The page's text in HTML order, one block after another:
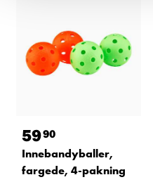
5990
Innebandyballer,
fargede, 4-pakning